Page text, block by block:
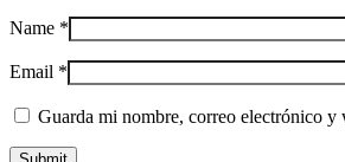
Name *
Email *
Guarda mi nombre, correo electrónico y